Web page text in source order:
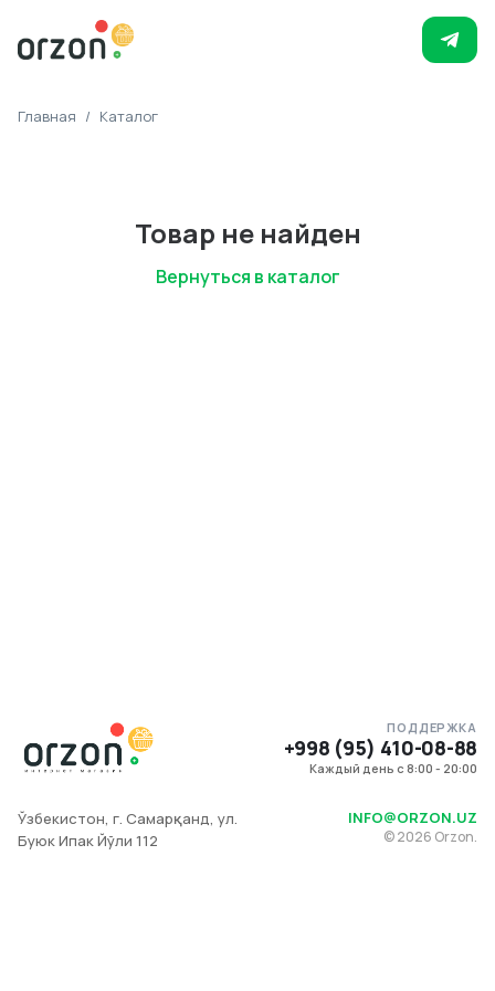
Главная / Каталог
Товар не найден
Вернуться в каталог
ПОДДЕРЖКА
+998 (95) 410-08-88
Каждый день с 8:00 - 20:00
Ўзбекистон, г. Самарқанд, ул.
Буюк Ипак Йўли 112
INFO@ORZON.UZ
©2026 Orzon.